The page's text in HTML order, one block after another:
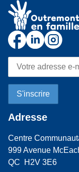
Adresse
Centre
999 Avenue
QC H2V 3E6